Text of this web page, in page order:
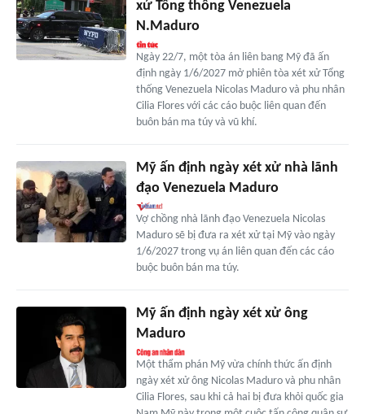
xử Tổng thống Venezuela
N.Maduro
Ngày 22/7, một tòa án liên bang Mỹ đã ấn
định ngày 1/6/2027 mở phiên tòa xét xử Tổng
thống Venezuela Nicolas Maduro và phu nhân
Cilia Flores với các cáo buộc liên quan đến
buôn bán ma túy và vũ khí.
Mỹ ấn định ngày xét xử nhà lãnh
đạo Venezuela Maduro
Vợ chồng nhà lãnh đạo Venezuela Nicolas
Maduro sẽ bị đưa ra xét xử tại Mỹ vào ngày
1/6/2027 trong vụ án liên quan đến các cáo
buộc buôn bán ma túy.
Mỹ ấn định ngày xét xử ông
Maduro
Một thẩm phán Mỹ vừa chính thức ấn định
ngày xét xử ông Nicolas Maduro và phu nhân
Cilia Flores, sau khi cả hai bị đưa khỏi quốc gia